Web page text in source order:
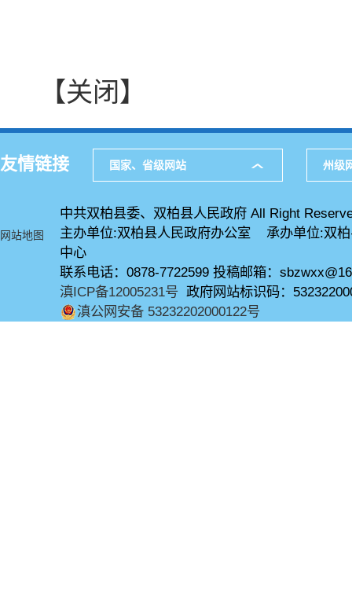
【关闭】
友情链接 国家、省级网站 州级
网站地图
中共双柏县委、双柏县人民政府 All Right
主办单位:双柏县人民政府办公室 承办单位:双
中心
联系电话：0878-7722599 投稿邮箱：
滇ICP备12005231号 政府网站标识码：
滇公网安备 53232202000122号